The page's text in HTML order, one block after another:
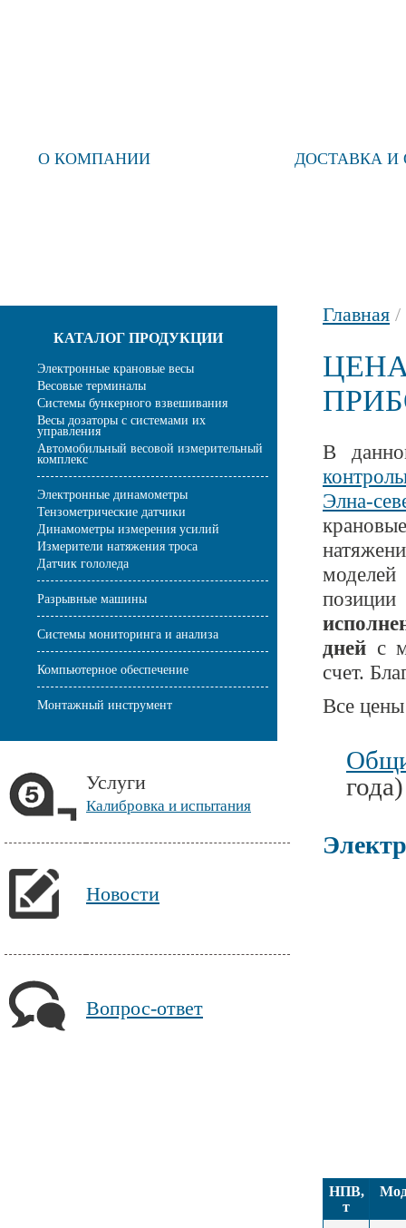
О КОМПАНИИ ДОСТАВКА И
КАТАЛОГ ПРОДУКЦИИ
Электронные крановые весы
Весовые терминалы
Системы бункерного взвешивания
Весы дозаторы с системами их
управления
Автомобильный весовой измерительный
комплекс
Электронные динамометры
Тензометрические датчики
Динамометры измерения усилий
Измерители натяжения троса
Датчик гололеда
Разрывные машины
Системы мониторинга и анализа
Компьютерное обеспечение
Монтажный инструмент
Услуги
Калибровка и испытания
Новости
Вопрос-ответ
Главная /
В
Элна-
позиции
дней с
счет.
Все
года)
НПВ,
т